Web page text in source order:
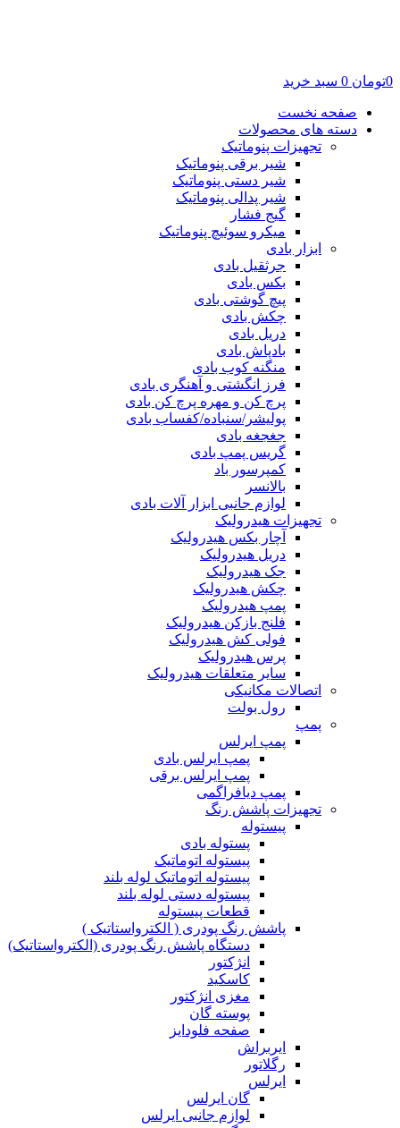
0تومان 0 سبد خرید
صفحه نخست
دسته های محصولات
تجهیزات پنوماتیک
شیر برقی پنوماتیک
شیر دستی پنوماتیک
شیر پدالی پنوماتیک
گیج فشار
میکرو سوئیچ پنوماتیک
ابزار بادی
جرثقیل بادی
بکس بادی
پیچ گوشتی بادی
چکش بادی
دریل بادی
بادپاش بادی
منگنه کوب بادی
فرز انگشتی و آهنگری بادی
پرچ کن و مهره پرچ کن بادی
پولیشر/سنباده/کفساب بادی
جغجغه بادی
گریس پمپ بادی
کمپرسور باد
بالانسر
لوازم جانبی ابزار آلات بادی
تجهیزات هیدرولیک
آچار بکس هیدرولیک
دریل هیدرولیک
جک هیدرولیک
چکش هیدرولیک
پمپ هیدرولیک
فلنج بازکن هیدرولیک
فولی کش هیدرولیک
پرس هیدرولیک
سایر متعلقات هیدرولیک
اتصالات مکانیکی
رول بولت
پمپ
پمپ ایرلس
پمپ ایرلس بادی
پمپ ایرلس برقی
پمپ دیافراگمی
تجهیزات پاشش رنگ
پیستوله
پستوله بادی
پیستوله اتوماتیک
پیستوله اتوماتیک لوله بلند
پیستوله دستی لوله بلند
قطعات پیستوله
پاشش رنگ پودری ( الکترواستاتیک )
دستگاه پاشش رنگ پودری (الکترواستاتیک)
انژکتور
کاسکید
مغزی انژکتور
پوسته گان
صفحه فلودایز
ایربراش
رگلاتور
ایرلس
گان ایرلس
لوازم جانبی ایرلس